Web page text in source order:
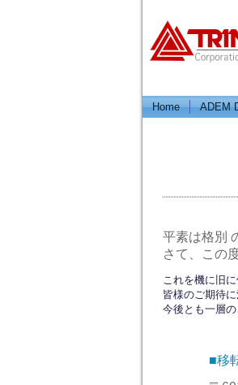
Home ADEM
平素は格別
さて、この
これを機に旧
皆様のご期待
今後とも一層
■移